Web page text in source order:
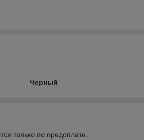
Черный
только по предоплате.